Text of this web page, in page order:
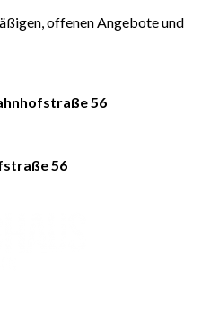
offenen Angebote und
56
56